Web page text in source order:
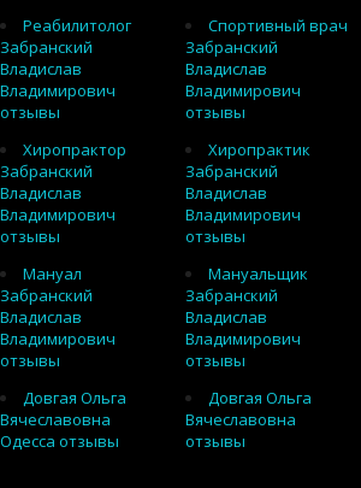
Реабилитолог
Забранский
Владислав
Владимирович
отзывы
Спортивный врач
Забранский
Владислав
Владимирович
отзывы
Хиропрактор
Забранский
Владислав
Владимирович
отзывы
Хиропрактик
Забранский
Владислав
Владимирович
отзывы
Мануал
Забранский
Владислав
Владимирович
отзывы
Мануальщик
Забранский
Владислав
Владимирович
отзывы
Довгая Ольга
Вячеславовна
Одесса отзывы
Довгая Ольга
Вячеславовна
отзывы